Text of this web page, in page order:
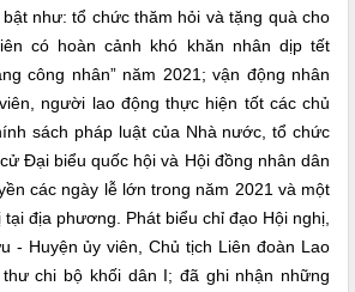
như: tổ chức thăm hỏi và tặng quà cho
có hoàn cảnh khó khăn nhân dịp tết
công nhân” năm 2021; vận động nhân
người lao động thực hiện tốt các chủ
sách pháp luật của Nhà nước, tổ chức
Đại biểu quốc hội và Hội đồng nhân dân
các ngày lễ lớn trong năm 2021 và một
địa phương. Phát biểu chỉ đạo Hội nghị,
- Huyện ủy viên, Chủ tịch Liên đoàn Lao
chi bộ khối dân I; đã ghi nhận những